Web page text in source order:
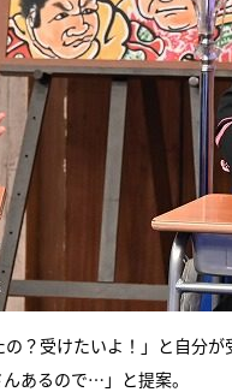
？受けたいよ！」と自分
あるので…」と提案。